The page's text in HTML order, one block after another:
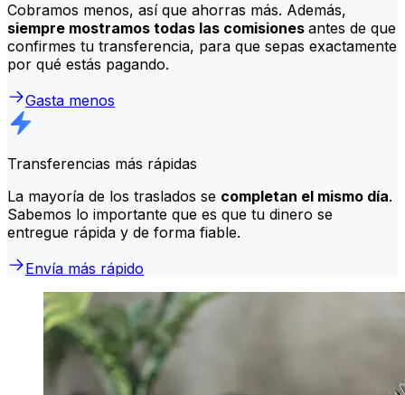
Cobramos menos, así que ahorras más. Además,
siempre mostramos todas las comisiones antes de que
confirmes tu transferencia, para que sepas exactamente
por qué estás pagando.
Gasta menos
Transferencias más rápidas
La mayoría de los traslados se completan el mismo día.
Sabemos lo importante que es que tu dinero se
entregue rápida y de forma fiable.
Envía más rápido